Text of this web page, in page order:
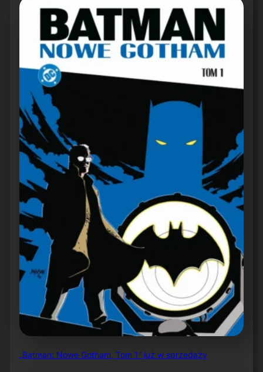
„Batman: Nowe Gotham, Tom 1” już w sprzedaży